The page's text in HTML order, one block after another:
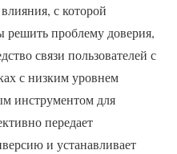
с которой
решить проблему доверия,
связи пользователей с
с низким уровнем
инструментом для
передает
и устанавливает